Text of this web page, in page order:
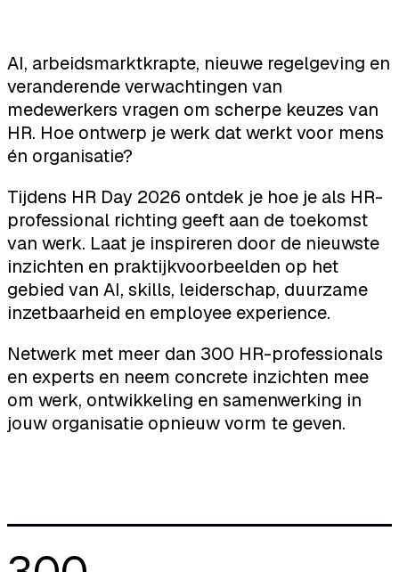
AI, arbeidsmarktkrapte, nieuwe regelgeving en
veranderende verwachtingen van
medewerkers vragen om scherpe keuzes van
HR. Hoe ontwerp je werk dat werkt voor mens
én organisatie?
Tijdens HR Day 2026 ontdek je hoe je als HR-
professional richting geeft aan de toekomst
van werk. Laat je inspireren door de nieuwste
inzichten en praktijkvoorbeelden op het
gebied van AI, skills, leiderschap, duurzame
inzetbaarheid en employee experience.
Netwerk met meer dan 300 HR-professionals
en experts en neem concrete inzichten mee
om werk, ontwikkeling en samenwerking in
jouw organisatie opnieuw vorm te geven.